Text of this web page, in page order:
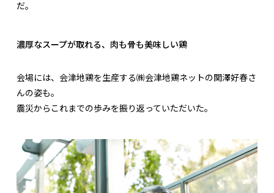
だ。
濃厚なスープが取れる、肉も骨も美味しい鶏
会場には、会津地鶏を生産する㈱会津地鶏ネットの関澤好春さ
んの姿も。
震災からこれまでの歩みを振り返っていただいた。